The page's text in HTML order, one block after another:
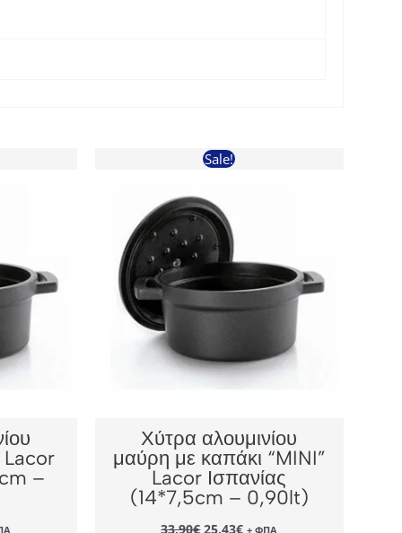
Lacor
–
Sale!
Χύτρα αλουμινίου
μαύρη με καπάκι “MINI”
Lacor Ισπανίας
(14*7,5cm – 0,90lt)
33,90€ Original
25,43€Η+ ΦΠΑ